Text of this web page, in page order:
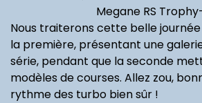
(...)
Renault Clio VI
hybride, le
changement (...)
Megane RS
Nous traiterons cette belle
la première, présentant une
série, pendant que la seconde
modèles de courses. Allez zou,
rythme des turbo bien sûr !